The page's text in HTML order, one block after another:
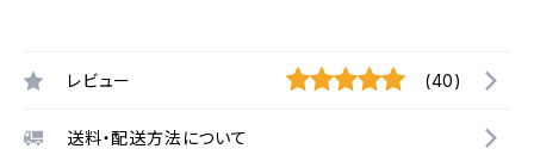
レビュー (40)
送料・配送方法について